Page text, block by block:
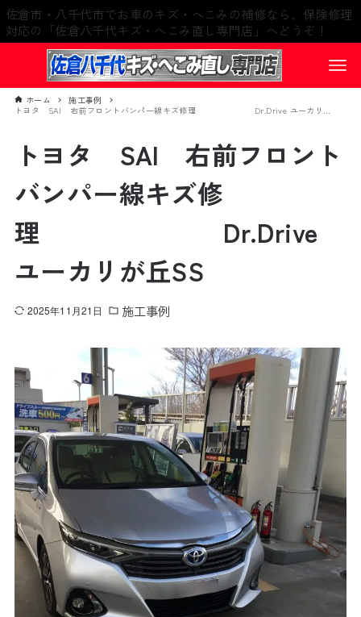
佐倉市・八千代市でお車のキズ・へこみの補修なら、保険修理
対応の「佐倉八千代キズ・へこみ直し専門店」へどうぞ！
ホーム
施工事例
トヨタ SAI 右前フロントバンパー線キズ修理 Dr.Drive ユーカリが丘SS
トヨタ SAI 右前フロント
バンパー線キズ修
理 Dr.Drive
ユーカリが丘SS
2025年11月21日 施工事例